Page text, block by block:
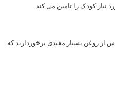
نیاز کودک را تامین می کند.
از روغن بسیار مفیدی برخوردارند که